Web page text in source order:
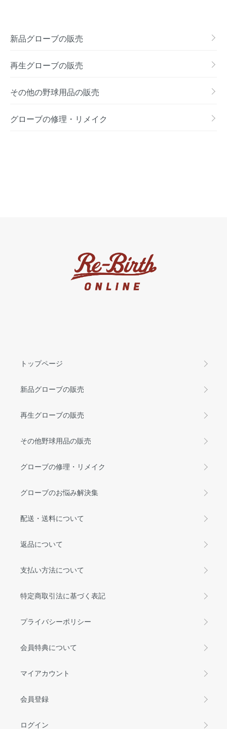
新品グローブの販売
再生グローブの販売
その他の野球用品の販売
グローブの修理・リメイク
トップページ
新品グローブの販売
再生グローブの販売
その他野球用品の販売
グローブの修理・リメイク
グローブのお悩み解決集
配送・送料について
返品について
支払い方法について
特定商取引法に基づく表記
プライバシーポリシー
会員特典について
マイアカウント
会員登録
ログイン